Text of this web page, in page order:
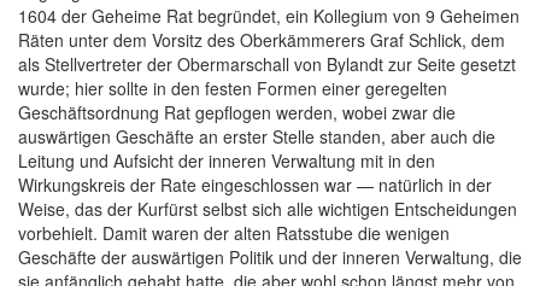
1604 der Geheime Rat begründet, ein Kollegium von 9 Geheimen
Räten unter dem Vorsitz des Oberkämmerers Graf Schlick, dem
als Stellvertreter der Obermarschall von Bylandt zur Seite gesetzt
wurde; hier sollte in den festen Formen einer geregelten
Geschäftsordnung Rat gepflogen werden, wobei zwar die
auswärtigen Geschäfte an erster Stelle standen, aber auch die
Leitung und Aufsicht der inneren Verwaltung mit in den
Wirkungskreis der Rate eingeschlossen war — natürlich in der
Weise, das der Kurfürst selbst sich alle wichtigen Entscheidungen
vorbehielt. Damit waren der alten Ratsstube die wenigen
Geschäfte der auswärtigen Politik und der inneren Verwaltung, die
sie anfänglich gehabt hatte, die aber wohl schon längst mehr von